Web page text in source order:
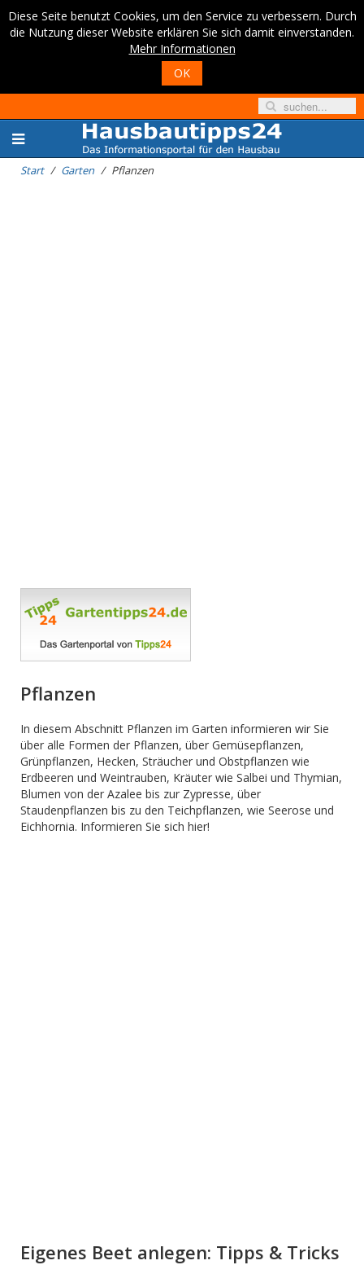
Diese Seite benutzt Cookies, um den Service zu verbessern. Durch
die Nutzung dieser Website erklären Sie sich damit einverstanden.
Mehr Informationen
OK
Start Garten Pflanzen
Pflanzen
In diesem Abschnitt Pflanzen im Garten informieren wir Sie
über alle Formen der Pflanzen, über Gemüsepflanzen,
Grünpflanzen, Hecken, Sträucher und Obstpflanzen wie
Erdbeeren und Weintrauben, Kräuter wie Salbei und Thymian,
Blumen von der Azalee bis zur Zypresse, über
Staudenpflanzen bis zu den Teichpflanzen, wie Seerose und
Eichhornia. Informieren Sie sich hier!
Eigenes Beet anlegen: Tipps & Tricks